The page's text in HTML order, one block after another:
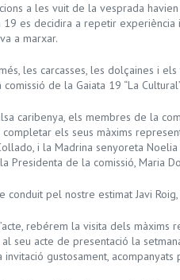
a les vuit de la vesprada
19 es decidira a repetir
a marxar.
les carcasses, les dolçaines i
comissió de la Gaiata 19 “La
caribenya, els membres de la
completar els seus màxims
i la Madrina senyoreta
Presidenta de la comissió, Maria
conduit pel nostre estimat Javi
rebérem la visita dels màxims
seu acte de presentació la
invitació gustosament,